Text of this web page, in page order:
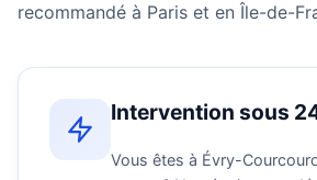
recommandé à Paris et en Île-de-
Intervention sous
Vous êtes à Évry-